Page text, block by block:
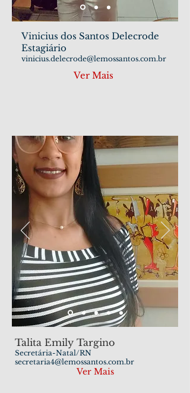
Vinicius dos Santos Delecrode
Estagiário
vinicius.delecrode@lemossantos.com.br
Ver Mais
Talita Emily Targino
Secretária-Natal/RN
secretaria4@lemossantos.com.br
Ver Mais